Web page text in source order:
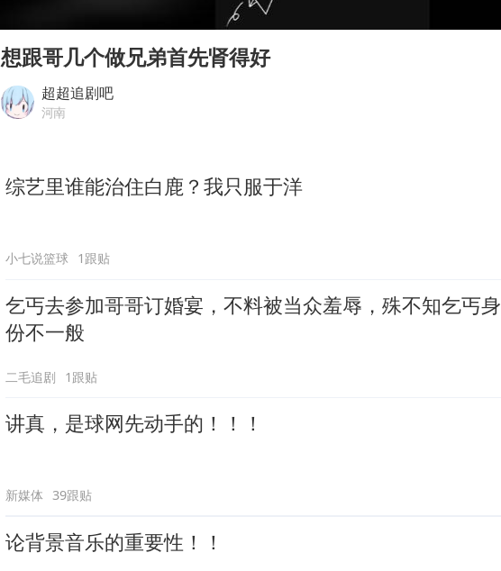
李在明：韩国进入国家灾难状态
“老登”这个词错在哪里
张家界中心汽车站候车厅漏水如瀑布
想跟哥几个做兄弟首先肾得好
超超追剧吧
河南
综艺里谁能治住白鹿？我只服于洋
小七说篮球 1跟贴
乞丐去参加哥哥订婚宴，不料被当众羞辱，殊不知乞丐身
份不一般
二毛追剧 1跟贴
讲真，是球网先动手的！！！
新媒体 39跟贴
论背景音乐的重要性！！